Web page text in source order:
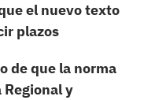
el nuevo texto
plazos
de que la norma
y